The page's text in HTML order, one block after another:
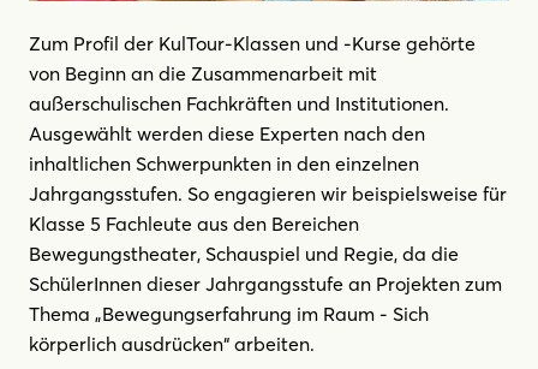
Zum Profil der KulTour-Klassen und -Kurse gehörte
von Beginn an die Zusammenarbeit mit
außerschulischen Fachkräften und Institutionen.
Ausgewählt werden diese Experten nach den
inhaltlichen Schwerpunkten in den einzelnen
Jahrgangsstufen. So engagieren wir beispielsweise für
Klasse 5 Fachleute aus den Bereichen
Bewegungstheater, Schauspiel und Regie, da die
SchülerInnen dieser Jahrgangsstufe an Projekten zum
Thema „Bewegungserfahrung im Raum - Sich
körperlich ausdrücken“ arbeiten.